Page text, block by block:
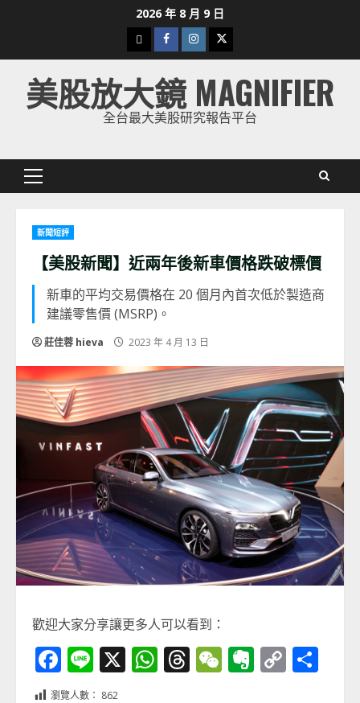
2026 年 8 月 9 日
下
載
美
股
Facebook
Instagram
Twitter
美股放大鏡 MAGNIFIER
全台最大美股研究報告平台
Primary
新聞短評
【美股新聞】近兩年後新車價格跌破標價
新車的平均交易價格在 20 個月內首次低於製造商
建議零售價 (MSRP)。
莊佳蓉 hieva 2023 年 4 月 13 日
歡迎大家分享讓更多人可以看到：
Facebook
Line
X WhatsApp
Threads
WeChat
Evernote
Copy
Link
瀏覽人數： 862